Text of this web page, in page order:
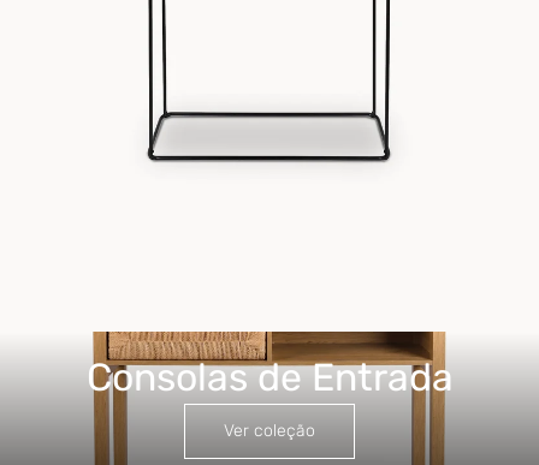
Consolas de Entrada
Consolas de Entrada
Ver coleção